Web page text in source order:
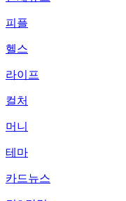
피플
헬스
라이프
컬처
머니
테마
카드뉴스